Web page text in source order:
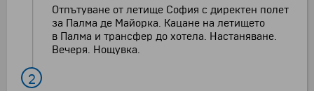
Oтпътуване от летище София с директен полет
за Палма де Майорка. Кацане на летището
в Палма и трансфер до хотела. Настаняване.
Вечеря. Нощувка.
2